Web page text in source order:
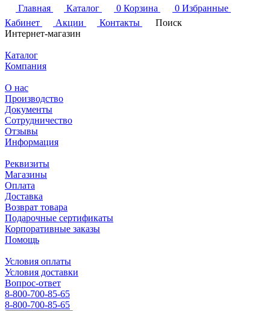
Главная
Каталог 0 Корзина 0 Избранные
Кабинет
Акции Контакты
Поиск
Интернет-магазин
Каталог
Компания
О нас
Производство
Документы
Сотрудничество
Отзывы
Информация
Реквизиты
Магазины
Оплата
Доставка
Возврат товара
Подарочные сертификаты
Корпоративные заказы
Помощь
Условия оплаты
Условия доставки
Вопрос-ответ
8-800-700-85-65
8-800-700-85-65